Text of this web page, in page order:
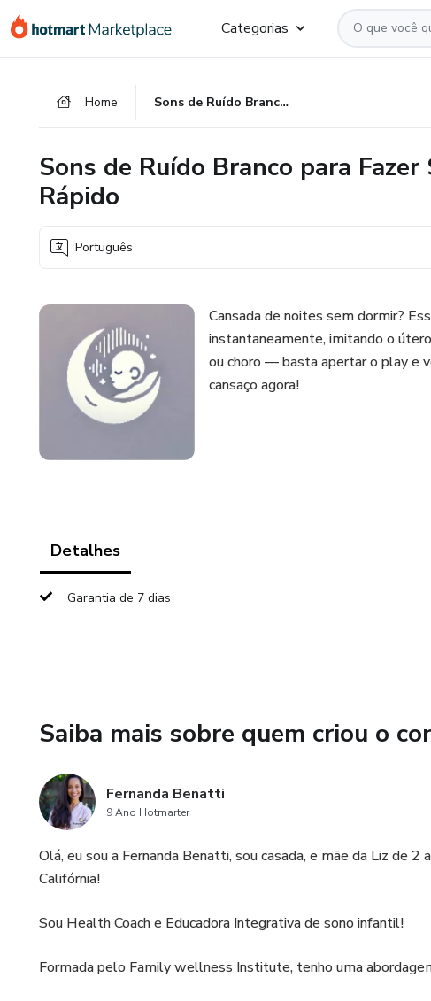
para
para
para
Categorias
Home Sons de Ruído Branco para Fazer Seu Bebê Dormir 10x Mais Rápido
Sons de Ruído Branco para
Rápido
Português
Cansada de noites sem dormir?
instantaneamente, imitando o
ou choro — basta apertar o play e
cansaço agora!
Detalhes
Garantia de 7 dias
Saiba mais sobre quem criou o
Fernanda Benatti
9 Ano Hotmarter
Olá, eu sou a Fernanda Benatti, sou casada, e mãe da Liz de
Califórnia!
Sou Health Coach e Educadora Integrativa de sono infantil!
Formada pelo Family wellness Institute, tenho uma